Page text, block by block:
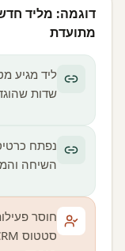
דוגמה: מליד
מתועדת
שדות
נפתח
השיחה
חוסר